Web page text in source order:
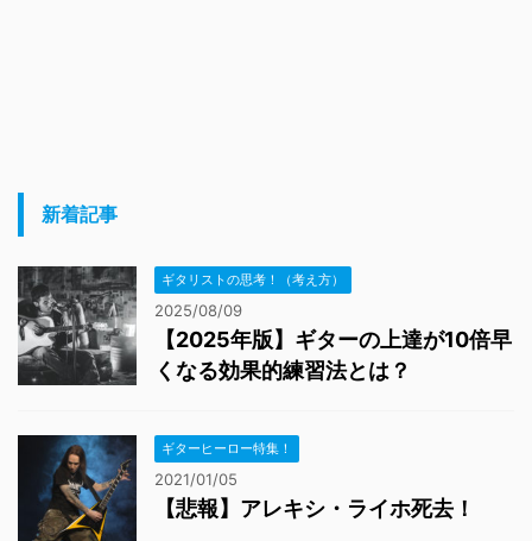
新着記事
ギタリストの思考！（考え方）
2025/08/09
【2025年版】ギターの上達が10倍早
くなる効果的練習法とは？
ギターヒーロー特集！
2021/01/05
【悲報】アレキシ・ライホ死去！